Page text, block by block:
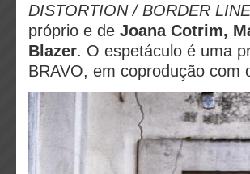
DISTORTION / BORDER
próprio e de Joana Cotrim,
Blazer. O espetáculo é uma
BRAVO, em coprodução com